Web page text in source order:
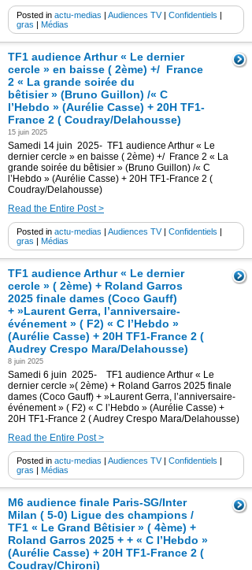
Posted in actu-medias | Audiences TV| Confidentiels |
gras | Médias
TF1 audience Arthur « Le dernier
cercle » en baisse ( 2ème) +/ France
2 « La grande soirée du
bêtisier » (Bruno Guillon) /« C
l’Hebdo » (Aurélie Casse) + 20H TF1-
France 2 ( Coudray/Delahousse)
15 juin 2025
Samedi 14 juin 2025- TF1 audience Arthur « Le
dernier cercle » en baisse ( 2ème) +/ France 2 « La
grande soirée du bêtisier » (Bruno Guillon) /« C
l’Hebdo » (Aurélie Casse) + 20H TF1-France 2 (
Coudray/Delahousse)
Read the Entire Post >
Posted in actu-medias | Audiences TV| Confidentiels |
gras | Médias
TF1 audience Arthur « Le dernier
cercle » ( 2ème) + Roland Garros
2025 finale dames (Coco Gauff)
+ »Laurent Gerra, l’anniversaire-
événement » ( F2) « C l’Hebdo »
(Aurélie Casse) + 20H TF1-France 2 (
Audrey Crespo Mara/Delahousse)
8 juin 2025
Samedi 6 juin 2025- TF1 audience Arthur « Le
dernier cercle »( 2ème) + Roland Garros 2025 finale
dames (Coco Gauff) + »Laurent Gerra, l’anniversaire-
événement » ( F2) « C l’Hebdo » (Aurélie Casse) +
20H TF1-France 2 ( Audrey Crespo Mara/Delahousse)
Read the Entire Post >
Posted in actu-medias | Audiences TV| Confidentiels |
gras | Médias
M6 audience finale Paris-SG/Inter
Milan ( 5-0) Ligue des champions /
TF1 « Le Grand Bêtisier » ( 4ème) +
Roland Garros 2025 + + « C l’Hebdo »
(Aurélie Casse) + 20H TF1-France 2 (
Coudray/Chironi)